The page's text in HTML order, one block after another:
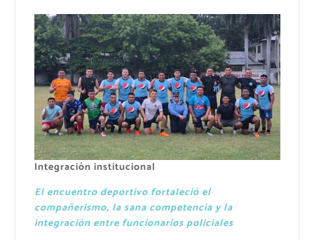
Integración institucional
El encuentro deportivo fortaleció el
compañerismo, la sana competencia y la
integración entre funcionarios policiales